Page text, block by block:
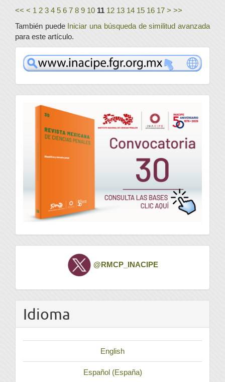
<< < 1 2 3 4 5 6 7 8 9 10 11 12 13 14 15 16 17 > >>
También puede Iniciar una búsqueda de similitud avanzada
para este artículo.
www
convocatoria
Twitter @RMCP_INACIPE
Idioma
English
Español (España)